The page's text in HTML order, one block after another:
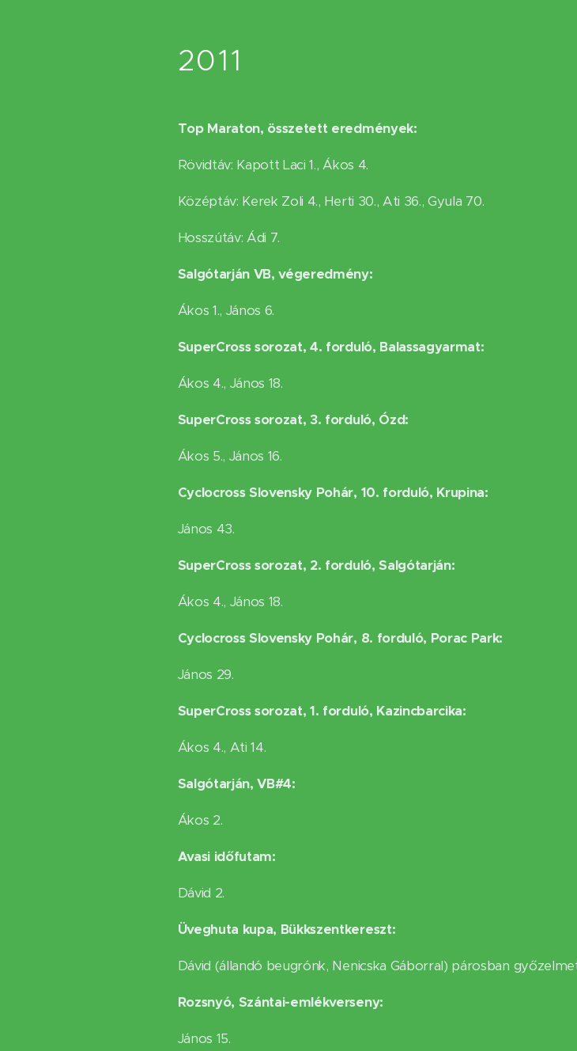
2011
Top Maraton, összetett eredmények:
Rövidtáv: Kapott Laci 1., Ákos 4.
Középtáv: Kerek Zoli 4., Herti 30., Ati 36., Gyula 70.
Hosszútáv: Ádi 7.
Salgótarján VB, végeredmény:
Ákos 1., János 6.
SuperCross sorozat, 4. forduló, Balassagyarmat:
Ákos 4., János 18.
SuperCross sorozat, 3. forduló, Ózd:
Ákos 5., János 16.
Cyclocross Slovensky Pohár, 10. forduló, Krupina:
János 43.
SuperCross sorozat, 2. forduló, Salgótarján:
Ákos 4., János 18.
Cyclocross Slovensky Pohár, 8. forduló, Porac Park:
János 29.
SuperCross sorozat, 1. forduló, Kazincbarcika:
Ákos 4., Ati 14.
Salgótarján, VB#4:
Ákos 2.
Avasi időfutam:
Dávid 2.
Üveghuta kupa, Bükkszentkereszt:
Dávid (állandó beugrónk, Nenicska Gáborral) párosban
Rozsnyó, Szántai-emlékverseny:
János 15.